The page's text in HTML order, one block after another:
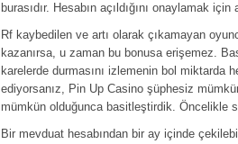
burasıdır. Hesabın açıldığını onaylamak
Rf kaybedilen ve artı olarak çıkamayan
kazanırsa, u zaman bu bonusa erişemez.
karelerde durmasını izlemenin bol miktarda
ediyorsanız, Pin Up Casino şüphesiz
mümkün olduğunca basitleştirdik. Öncelikle
Bir mevduat hesabından bir ay içinde